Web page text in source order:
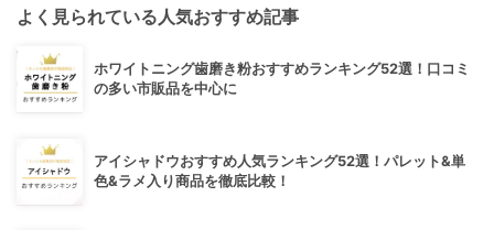
よく見られている人気おすすめ記事
ホワイトニング歯磨き粉おすすめランキング52選！口コミ
の多い市販品を中心に
アイシャドウおすすめ人気ランキング52選！パレット&単
色&ラメ入り商品を徹底比較！